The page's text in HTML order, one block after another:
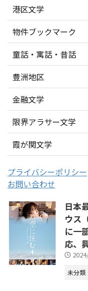
港区文学
物件ブックマーク
童話・寓話・昔話
豊洲地区
金融文学
限界アラサー文学
霞が関文学
プライバシーポリシー
お問い合わせ
日本
ウス
に一
応、
未分類